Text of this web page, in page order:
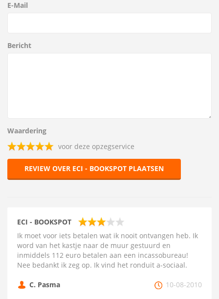
E-Mail
Bericht
Waardering
voor deze opzegservice
REVIEW OVER ECI - BOOKSPOT PLAATSEN
ECI - BOOKSPOT
Ik moet voor iets betalen wat ik nooit ontvangen heb. Ik
word van het kastje naar de muur gestuurd en
inmiddels 112 euro betalen aan een incassobureau!
Nee bedankt ik zeg op. Ik vind het ronduit a-sociaal.
C. Pasma 10-08-2010